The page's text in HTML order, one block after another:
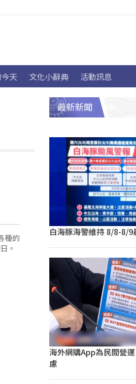
天 文化小辭典 活動訊息
種的
。
最新新聞
白海豚海警維持 8/8-8/9
海外網購App為民間營
慮